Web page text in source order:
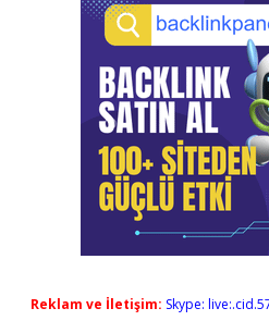
Reklam ve İletişim: Skype: